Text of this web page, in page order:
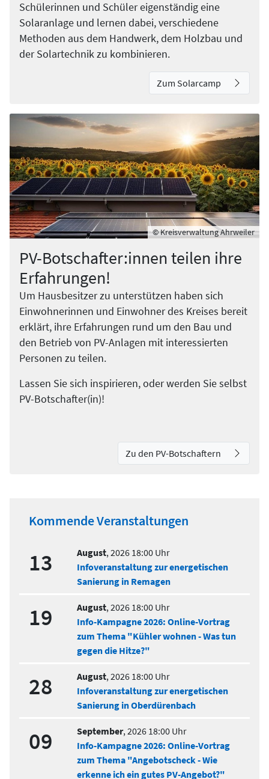
Schülerinnen und Schüler eigenständig eine
Solaranlage und lernen dabei, verschiedene
Methoden aus dem Handwerk, dem Holzbau und
der Solartechnik zu kombinieren.
Zum Solarcamp
© Kreisverwaltung Ahrweiler
PV-Botschafter:innen teilen ihre
Erfahrungen!
Um Hausbesitzer zu unterstützen haben sich
Einwohnerinnen und Einwohner des Kreises bereit
erklärt, ihre Erfahrungen rund um den Bau und
den Betrieb von PV-Anlagen mit interessierten
Personen zu teilen.
Lassen Sie sich inspirieren, oder werden Sie selbst
PV-Botschafter(in)!
Zu den PV-Botschaftern
Kommende Veranstaltungen
13 August,2026 18:00 Uhr
Infoveranstaltung zur energetischen
Sanierung in Remagen
19 August,2026 18:00 Uhr
Info-Kampagne 2026: Online-Vortrag
zum Thema "Kühler wohnen - Was tun
gegen die Hitze?"
28 August,2026 18:00 Uhr
Infoveranstaltung zur energetischen
Sanierung in Oberdürenbach
09 September,2026 18:00 Uhr
Info-Kampagne 2026: Online-Vortrag
zum Thema "Angebotscheck - Wie
erkenne ich ein gutes PV-Angebot?"